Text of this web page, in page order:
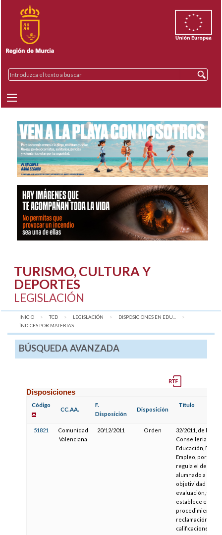
TURISMO, CULTURA Y
DEPORTES
LEGISLACIÓN
INICIO TCD LEGISLACIÓN
DISPOSICIONES EN EDU...
AQUÍ:
ÍNDICES POR MATERIAS
BÚSQUEDA AVANZADA
Disposiciones
Código
CC.AA.
F.
Disposición
Disposición
Título
51821
Comunidad
Valenciana
20/12/2011 Orden
32/2011, de la
Conselleria de
Educación,
Empleo, por la
regula el
alumnado a la
objetividad en la
evaluación, y se
establece el
procedimiento
reclamación de
calificaciones